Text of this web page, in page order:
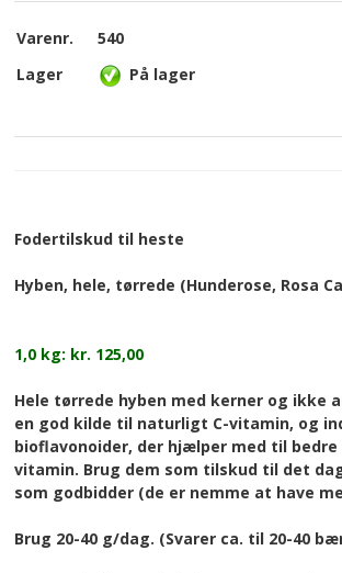
Varenr.
540
Lager
På lager
Fodertilskud til heste
Hyben, hele, tørrede (Hunderose, Rosa
1,0 kg: kr. 125,00
Hele tørrede hyben med kerner og ikke
en god kilde til naturligt C-vitamin, og
bioflavonoider, der hjælper med til
vitamin. Brug dem som tilskud til det
som godbidder (de er nemme at have
Brug 20-40 g/dag. (Svarer ca. til 20-40